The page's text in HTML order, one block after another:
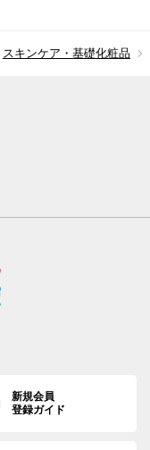
スキンケア・基礎化粧品
新規会員
登録ガイド